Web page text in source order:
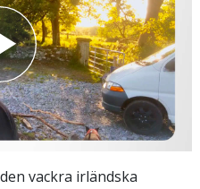
vackra irländska